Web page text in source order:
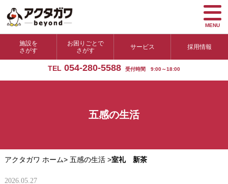
施設を
さがす
お困りごとで
さがす
サービス 採用情報
TEL 054-280-5588 受付時間 9:00～18:00
MENU
五感の生活
アクタガワ ホーム> 五感の生活>室礼 新茶
2026.05.27